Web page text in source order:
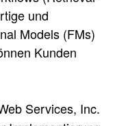
und
Models (FMs)
Kunden
Services, Inc.